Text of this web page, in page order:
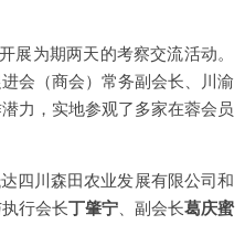
展为期两天的考察交流活动。
会（商会）常务副会长、川渝
力，实地参观了多家在蓉会员
四川森田农业发展有限公司和
行会长丁肇宁、副会长葛庆蜜